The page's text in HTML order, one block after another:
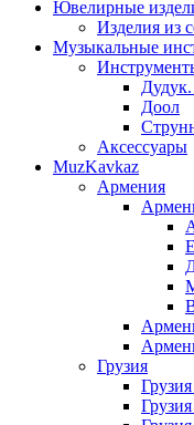
Ювелирные
Изделия из
Музыкальные
Доол
Аксессуары
MuzKavkaz
Армения
Грузия